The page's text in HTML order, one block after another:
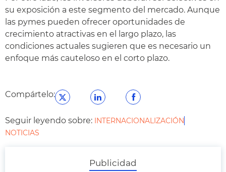
su exposición a este segmento del mercado. Aunque
las pymes pueden ofrecer oportunidades de
crecimiento atractivas en el largo plazo, las
condiciones actuales sugieren que es necesario un
enfoque más cauteloso en el corto plazo.
Compártelo:
Seguir leyendo sobre: INTERNACIONALIZACIÓN
NOTICIAS
Publicidad